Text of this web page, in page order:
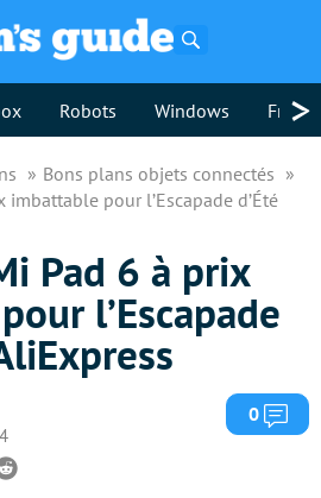
Robots Windows >
Bons plans objets connectés
pour l’Escapade d’Été
Pad 6 à prix
l’Escapade
0
Reddit